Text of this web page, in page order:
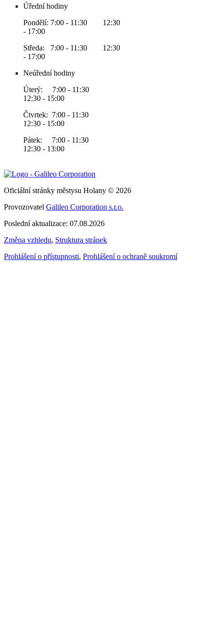
Úřední hodiny
Pondělí: 7:00 - 11:30 12:30
- 17:00
Středa: 7:00 - 11:30 12:30
- 17:00
Neúřední hodiny
Úterý: 7:00 - 11:30
12:30 - 15:00
Čtvrtek: 7:00 - 11:30
12:30 - 15:00
Pátek: 7:00 - 11:30
12:30 - 13:00
Oficiální stránky městysu Holany © 2026
Provozovatel Galileo Corporation s.r.o.
Poslední aktualizace: 07.08.2026
Změna vzhledu, Struktura stránek
Prohlášení o přístupnosti, Prohlášení o ochraně soukromí